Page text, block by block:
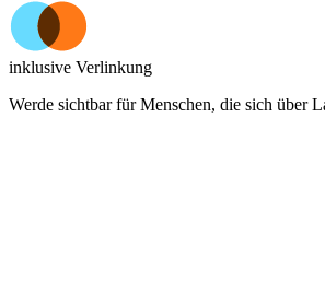
inklusive Verlinkung
Werde sichtbar für Menschen, die sich über